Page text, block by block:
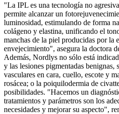
"La IPL es una tecnología no
permite alcanzar un
luminosidad, estimulando de forma
colágeno y elastina, unificando el
manchas de la piel producidas por la
envejecimiento", asegura la doctora
Además, Nordlys no sólo está
y las lesiones pigmentadas benignas,
vasculares en cara, cuello, escote y
rosácea; o la poiquilodermia de
posibilidades. "Hacemos un
tratamientos y parámetros son los
necesidades y mejorar su aspecto",